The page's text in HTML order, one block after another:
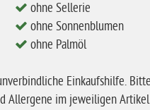
ohne Sellerie
ohne Sonnenblumen
ohne Palmöl
Einkaufshilfe.
Allergene im jeweiligen